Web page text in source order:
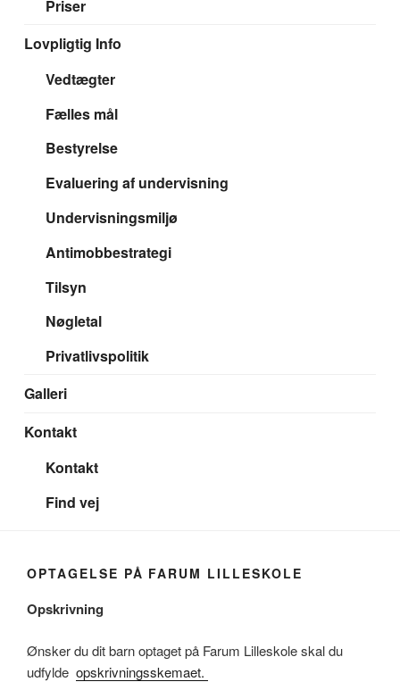
Priser
Lovpligtig Info
Vedtægter
Fælles mål
Bestyrelse
Evaluering af undervisning
Undervisningsmiljø
Antimobbestrategi
Tilsyn
Nøgletal
Privatlivspolitik
Galleri
Kontakt
Kontakt
Find vej
OPTAGELSE PÅ FARUM LILLESKOLE
Opskrivning
Ønsker du dit barn optaget på Farum Lilleskole skal du
udfylde opskrivningsskemaet.